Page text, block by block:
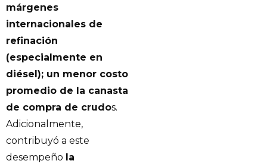
márgenes
internacionales de
refinación
(especialmente en
diésel); un menor costo
promedio de la canasta
de compra de crudos.
Adicionalmente,
contribuyó a este
desempeño la